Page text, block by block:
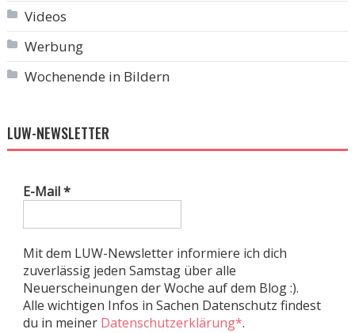
Videos
Werbung
Wochenende in Bildern
LUW-NEWSLETTER
E-Mail*
Mit dem LUW-Newsletter informiere ich dich
zuverlässig jeden Samstag über alle
Neuerscheinungen der Woche auf dem Blog :).
Alle wichtigen Infos in Sachen Datenschutz findest
du in meiner Datenschutzerklärung*.